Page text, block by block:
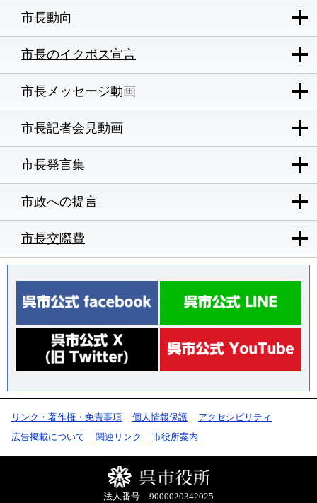
市長動向
市長のイクボス宣言
市長メッセージ動画
市長記者会見動画
市長発言集
市政への提言
市長交際費
リンク・著作権・免責事項 個人情報保護
アクセシビリティ
広告掲載について
関連リンク 市役所案内
法人番号 9000020342025